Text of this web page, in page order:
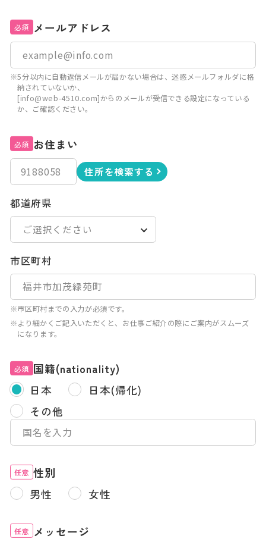
必須 メールアドレス
※5分以内に自動返信メールが届かない場合は、迷惑メールフォルダに格
納されていないか、
[info@web-4510.com]からのメールが受信できる設定になっている
か、ご確認ください。
必須 お住まい
住所を検索する
都道府県
市区町村
※市区町村までの入力が必須です。
※より細かくご記入いただくと、お仕事ご紹介の際にご案内がスムーズ
になります。
必須 国籍(nationality)
日本
日本(帰化)
その他
任意 性別
男性
女性
任意 メッセージ